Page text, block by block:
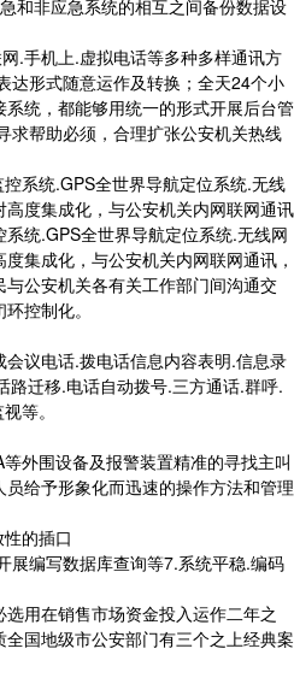
和非应急系统的相互之间备份数据设
.手机上.虚拟电话等多种多样通讯方
达形式随意运作及转换；全天24个小
统，都能够用统一的形式开展后台管
求帮助必须，合理扩张公安机关热线
系统.GPS全世界导航定位系统.无线
度集成化，与公安机关内网联网通讯
统.GPS全世界导航定位系统.无线网
集成化，与公安机关内网联网通讯，
公安机关各有关工作部门间沟通交
控制化。
议电话.拨电话信息内容表明.信息录
路迁移.电话自动拨号.三方通话.群呼.
等。
外围设备及报警装置精准的寻找主叫
给予形象化而迅速的操作方法和管理
的插口
展编写数据库查询等7.系统平稳.编码
用在销售市场资金投入运作二年之
国地级市公安部门有三个之上经典案